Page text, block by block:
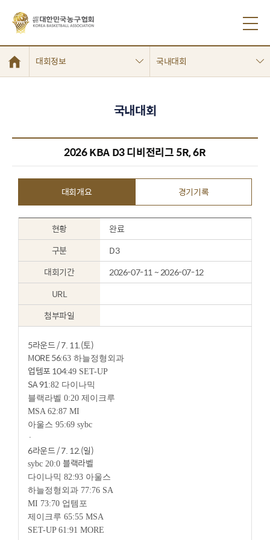
대회정보 국내대회
국내대회
2026 KBA D3 디비전리그 5R, 6R
대회개요 경기기록
현황
완료
구분
D3
대회기간
2026-07-11 ~ 2026-07-12
URL
첨부파일
5라운드 / 7. 11.(토)
MORE 56:63 하늘정형외과
업템포 104:49 SET-UP
SA 91:82 다이나믹
블랙라벨 0:20 제이크루
MSA 62:87 MI
아울스 95:69 sybc
·
6라운드 / 7. 12.(일)
sybc 20:0 블랙라벨
다이나믹 82:93 아울스
하늘정형외과 77:76 SA
MI 73:70 업템포
제이크루 65:55 MSA
SET-UP 61:91 MORE